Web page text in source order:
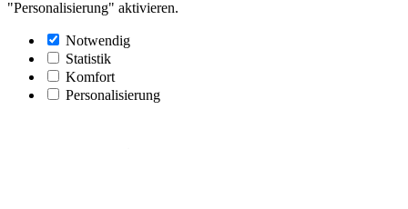
"Personalisierung" aktivieren.
Notwendig
Statistik
Komfort
Personalisierung